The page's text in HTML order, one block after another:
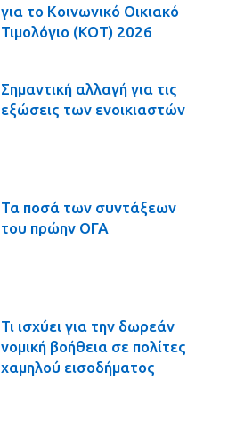
για το Κοινωνικό Οικιακό
Τιμολόγιο (ΚΟΤ) 2026
Σημαντική αλλαγή για τις
εξώσεις των ενοικιαστών
Τα ποσά των συντάξεων
του πρώην ΟΓΑ
Τι ισχύει για την δωρεάν
νομική βοήθεια σε πολίτες
χαμηλού εισοδήματος